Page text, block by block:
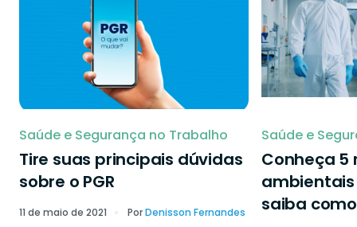
Saúde e Segurança no Trabalho
Tire suas principais dúvidas
sobre o PGR
11 de maio de 2021 PorDenisson Fernandes
Saúde e
Conheça 5
saiba